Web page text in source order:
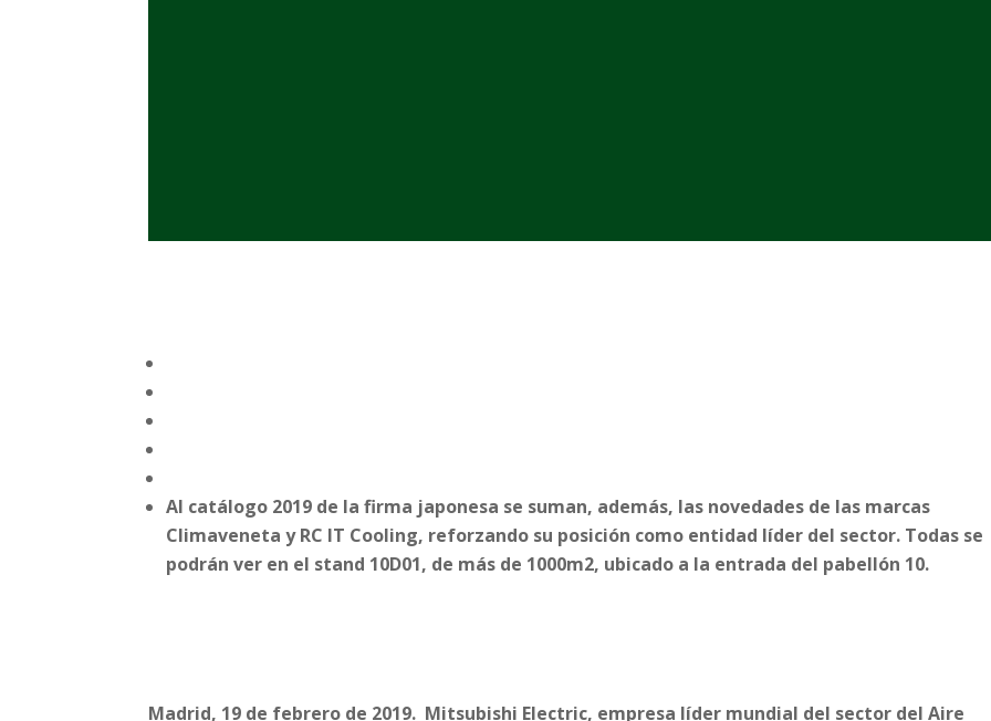
Al catálogo 2019 de la firma japonesa se suman, además, las novedades de las marcas
Climaveneta y RC IT Cooling, reforzando su posición como entidad líder del sector. Todas se
podrán ver en el stand 10D01, de más de 1000m2, ubicado a la entrada del pabellón 10.
Madrid, 19 de febrero de 2019. Mitsubishi Electric, empresa líder mundial del sector del Aire